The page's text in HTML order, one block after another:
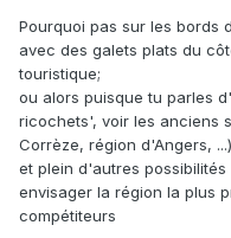
Pourquoi pas sur les bords
avec des galets plats du
touristique;
ou alors puisque tu parles
ricochets', voir les anciens
Corrèze, région d'Angers, ...)
et plein d'autres possibilités
envisager la région la plus
compétiteurs